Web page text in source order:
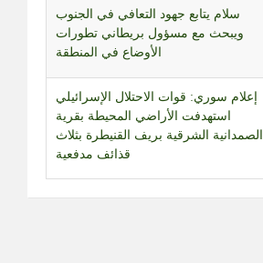
سلام يتابع جهود التعافي في الجنوب
ويبحث مع مسؤول بريطاني تطورات
الأوضاع في المنطقة
إعلام سوري: قوات الاحتلال الإسرائيلي
استهدفت الأراضي المحيطة بقرية
الصمدانية الشرقية بريف القنيطرة بثلاث
قذائف مدفعية
التطورات في كيان العدو.. قراءة في